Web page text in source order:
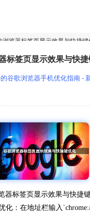
浏览器标签页显示效果与快捷键
标签页显示效果与快
谷歌浏览器手机优化指南 -
器标签页显示效果与快捷
化：在地址栏输入